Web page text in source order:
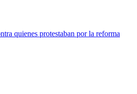
quienes protestaban por la reforma